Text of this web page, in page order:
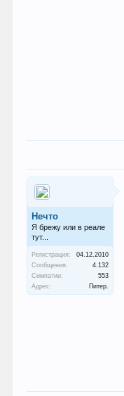
Нечто
Я брежу или в реале
тут...
Регистрация:
04.12.2010
Сообщения:
4.132
Симпатии:
553
Адрес:
Питер.